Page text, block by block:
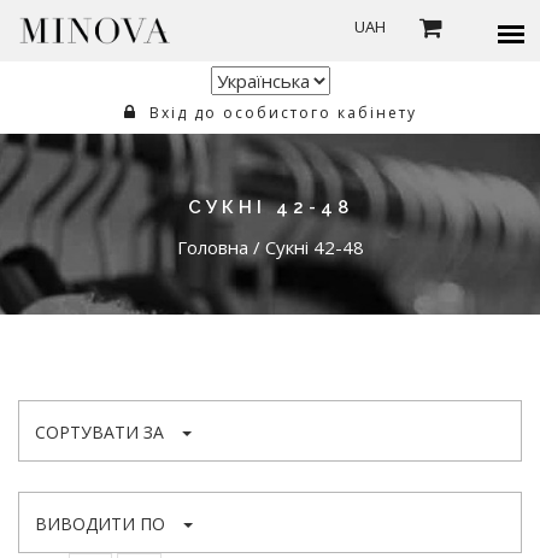
UAH
Вхід до особистого кабінету
СУКНІ 42-48
Головна / Сукні 42-48
СОРТУВАТИ ЗА
ВИВОДИТИ ПО